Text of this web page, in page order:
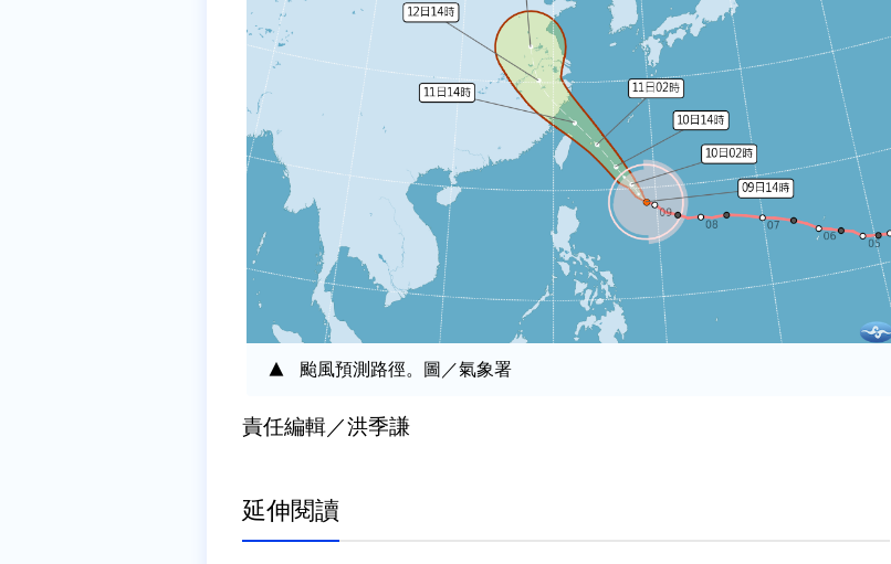
颱風預測路徑。圖／氣象署
責任編輯／洪季謙
延伸閱讀